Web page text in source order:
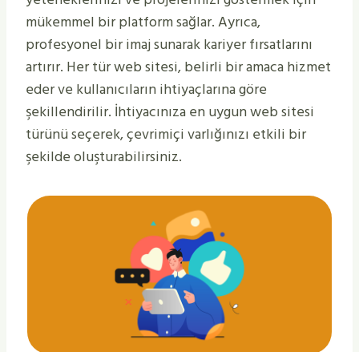
mükemmel bir platform sağlar. Ayrıca,
profesyonel bir imaj sunarak kariyer fırsatlarını
artırır. Her tür web sitesi, belirli bir amaca hizmet
eder ve kullanıcıların ihtiyaçlarına göre
şekillendirilir. İhtiyacınıza en uygun web sitesi
türünü seçerek, çevrimiçi varlığınızı etkili bir
şekilde oluşturabilirsiniz.